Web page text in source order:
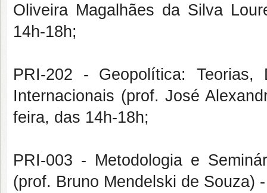
Oliveira Magalhães da Silva
14h-18h;
PRI-202 - Geopolítica:
Internacionais (prof.José
feira, das 14h-18h;
PRI-003 - Metodologia e
(prof. Bruno Mendelski de Souza)